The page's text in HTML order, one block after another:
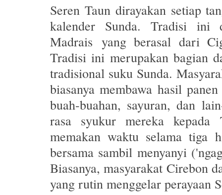
Seren Taun dirayakan setiap
kalender Sunda. Tradisi ini
Madrais yang berasal dari
Tradisi ini merupakan bagian
tradisional suku Sunda.
biasanya membawa hasil
buah-buahan, sayuran, dan
rasa syukur mereka kepada
memakan waktu selama tiga
bersama sambil menyanyi (
Biasanya, masyarakat Cirebon
yang rutin menggelar perayaan